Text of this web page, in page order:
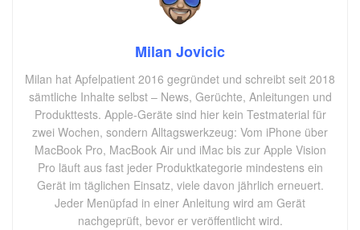
Milan Jovicic
Milan hat Apfelpatient 2016 gegründet und schreibt seit 2018
sämtliche Inhalte selbst – News, Gerüchte, Anleitungen und
Produkttests. Apple-Geräte sind hier kein Testmaterial für
zwei Wochen, sondern Alltagswerkzeug: Vom iPhone über
MacBook Pro, MacBook Air und iMac bis zur Apple Vision
Pro läuft aus fast jeder Produktkategorie mindestens ein
Gerät im täglichen Einsatz, viele davon jährlich erneuert.
Jeder Menüpfad in einer Anleitung wird am Gerät
nachgeprüft, bevor er veröffentlicht wird.